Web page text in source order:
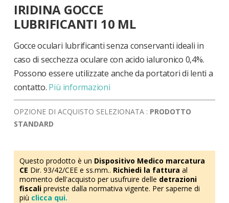
all'inizio
della
galleria
di
immagini
IRIDINA GOCCE
LUBRIFICANTI 10 ML
Gocce oculari lubrificanti senza conservanti ideali in
caso di secchezza oculare con acido ialuronico 0,4%.
Possono essere utilizzate anche da portatori di lenti a
contatto. Più informazioni
OPZIONE DI ACQUISTO SELEZIONATA : PRODOTTO
STANDARD
Questo prodotto è un Dispositivo Medico marcatura
CE Dir. 93/42/CEE e ss.mm.. Richiedi la fattura al
momento dell'acquisto per usufruire delle detrazioni
fiscalipreviste dalla normativa vigente. Per saperne di
più clicca qui.